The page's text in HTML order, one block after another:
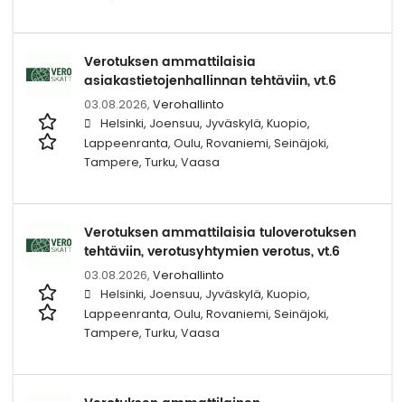
Verotuksen ammattilaisia
asiakastietojenhallinnan tehtäviin, vt.6
03.08.2026, Verohallinto
Helsinki, Joensuu, Jyväskylä, Kuopio,
Lappeenranta, Oulu, Rovaniemi, Seinäjoki,
Tampere, Turku, Vaasa
Verotuksen ammattilaisia tuloverotuksen
tehtäviin, verotusyhtymien verotus, vt.6
03.08.2026, Verohallinto
Helsinki, Joensuu, Jyväskylä, Kuopio,
Lappeenranta, Oulu, Rovaniemi, Seinäjoki,
Tampere, Turku, Vaasa